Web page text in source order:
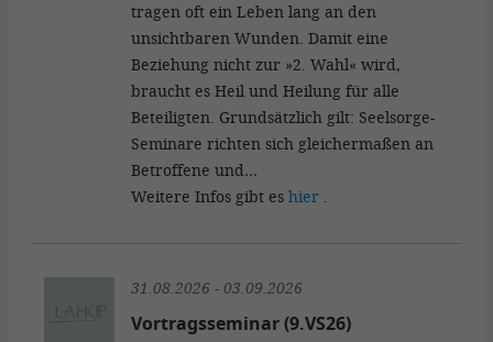
tragen oft ein Leben lang an den
unsichtbaren Wunden. Damit eine
Beziehung nicht zur »2. Wahl« wird,
braucht es Heil und Heilung für alle
Beteiligten. Grundsätzlich gilt: Seelsorge-
Seminare richten sich gleichermaßen an
Betroffene und…
Weitere Infos gibt es hier .
31.08.2026 - 03.09.2026
Vortragsseminar (9.VS26)